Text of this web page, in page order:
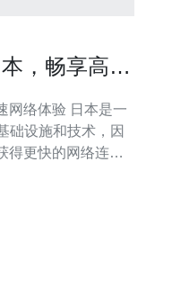
，畅享高速
日本是一
础设施和技术，因
得更快的网络连接